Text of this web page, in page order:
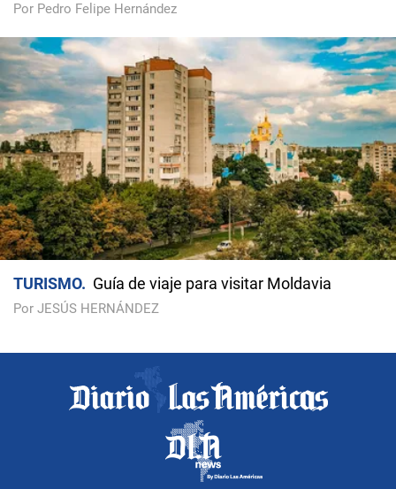
Por Pedro Felipe Hernández
TURISMO Guía de viaje para visitar Moldavia
Por JESÚS HERNÁNDEZ